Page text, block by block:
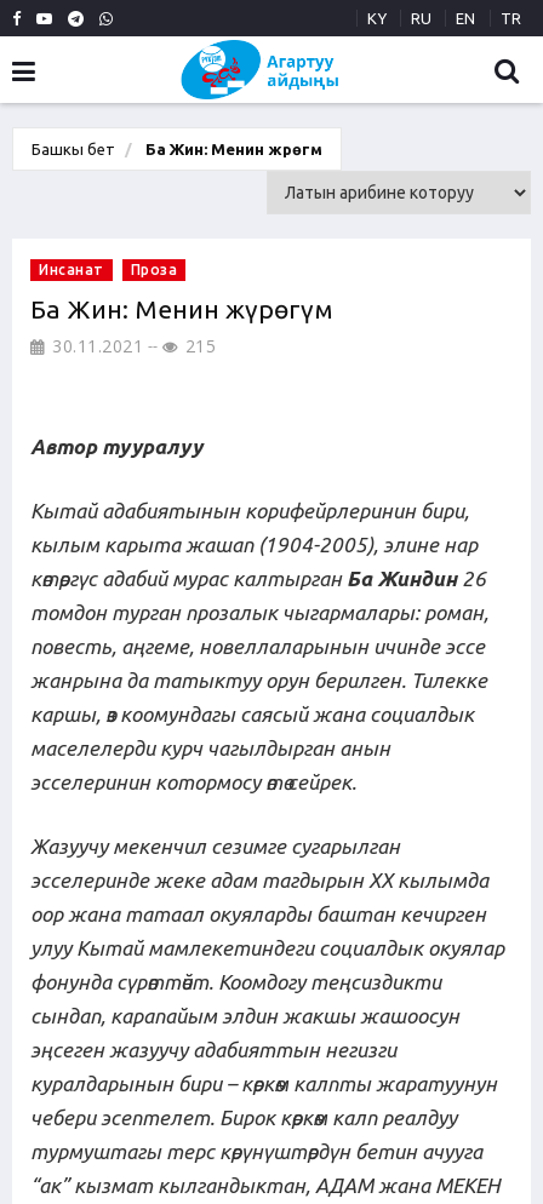
KY RU EN TR
Башкы бет Ба Жин: Менин жүрөгүм
Инсанат Проза
Ба Жин: Менин жүрөгүм
30.11.2021 215
Автор тууралуу
Кытай адабиятынын корифейрлеринин бири,
кылым карыта жашап (1904-2005), элине нар
көтөргүс адабий мурас калтырган Ба Жиндин26
томдон турган прозалык чыгармалары: роман,
повесть, аңгеме, новеллаларынын ичинде эссе
жанрына да татыктуу орун берилген. Тилекке
каршы, өз коомундагы саясый жана социалдык
маселелерди курч чагылдырган анын
эсселеринин котормосу өтө сейрек.
Жазуучу мекенчил сезимге сугарылган
эсселеринде жеке адам тагдырын ХХ кылымда
оор жана татаал окуяларды баштан кечирген
улуу Кытай мамлекетиндеги социалдык окуялар
фонунда сүрөттөйт. Коомдогу теңсиздикти
сындап, карапайым элдин жакшы жашоосун
эңсеген жазуучу адабияттын негизги
куралдарынын бири – көркөм калпты жаратуунун
чебери эсептелет. Бирок көркөм калп реалдуу
турмуштагы терс көрүнүштөрдүн бетин ачууга
“ак” кызмат кылгандыктан, АДАМ жана МЕКЕН